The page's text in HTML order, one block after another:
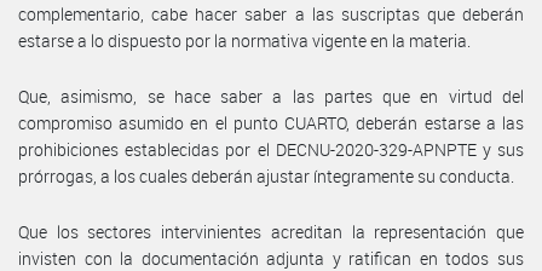
complementario, cabe hacer saber a las suscriptas que deberán
estarse a lo dispuesto por la normativa vigente en la materia.
Que, asimismo, se hace saber a las partes que en virtud del
compromiso asumido en el punto CUARTO, deberán estarse a las
prohibiciones establecidas por el DECNU-2020-329-APNPTE y sus
prórrogas, a los cuales deberán ajustar íntegramente su conducta.
Que los sectores intervinientes acreditan la representación que
invisten con la documentación adjunta y ratifican en todos sus